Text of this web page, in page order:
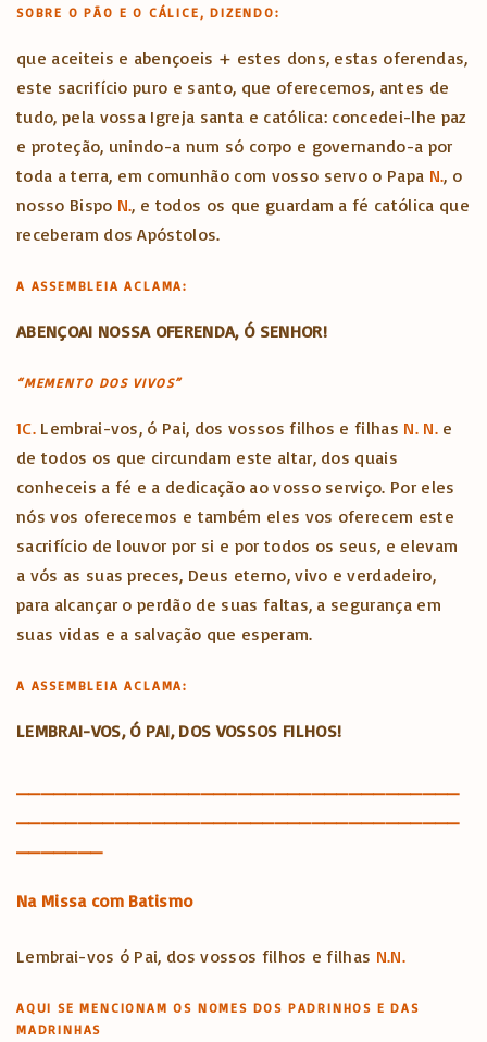
SOBRE O PÃO E O CÁLICE, DIZENDO:
que aceiteis e abençoeis + estes dons, estas oferendas,
este sacrifício puro e santo, que oferecemos, antes de
tudo, pela vossa Igreja santa e católica: concedei-lhe paz
e proteção, unindo-a num só corpo e governando-a por
toda a terra, em comunhão com vosso servo o Papa N., o
nosso Bispo N., e todos os que guardam a fé católica que
receberam dos Apóstolos.
A ASSEMBLEIA ACLAMA:
ABENÇOAI NOSSA OFERENDA, Ó SENHOR!
“MEMENTO DOS VIVOS”
1C.Lembrai-vos, ó Pai, dos vossos filhos e filhas N. N.e
de todos os que circundam este altar, dos quais
conheceis a fé e a dedicação ao vosso serviço. Por eles
nós vos oferecemos e também eles vos oferecem este
sacrifício de louvor por si e por todos os seus, e elevam
a vós as suas preces, Deus eterno, vivo e verdadeiro,
para alcançar o perdão de suas faltas, a segurança em
suas vidas e a salvação que esperam.
A ASSEMBLEIA ACLAMA:
LEMBRAI-VOS, Ó PAI, DOS VOSSOS FILHOS!
Na Missa com Batismo
Lembrai-vos ó Pai, dos vossos filhos e filhas N.N.
AQUI SE MENCIONAM OS NOMES DOS PADRINHOS E DAS
MADRINHAS